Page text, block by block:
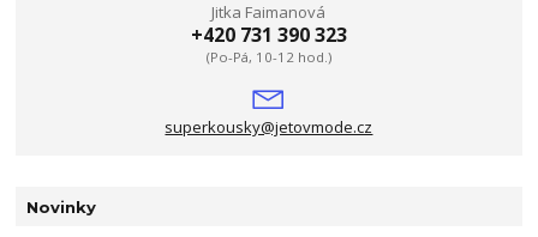
Jitka Faimanová
+420 731 390 323
(Po-Pá, 10-12 hod.)
superkousky@jetovmode.cz
Novinky